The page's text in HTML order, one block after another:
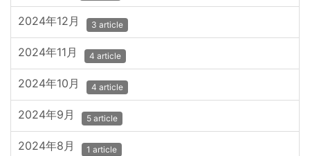
2024年12月 3 article
2024年11月 4 article
2024年10月 4 article
2024年9月 5 article
2024年8月 1 article